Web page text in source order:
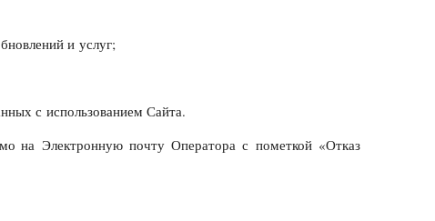
и услуг;
с использованием Сайта.
на Электронную почту Оператора с пометкой «Отказ